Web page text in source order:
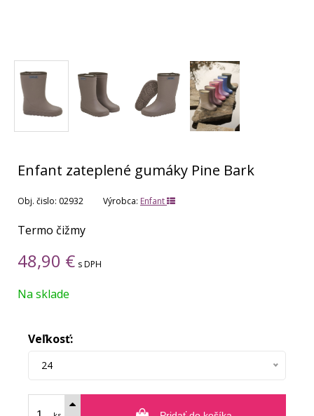
Enfant zateplené gumáky Pine Bark
Obj. čislo: 02932 Výrobca: Enfant
Termo čižmy
48,90 € s DPH
Na sklade
Veľkosť:
24